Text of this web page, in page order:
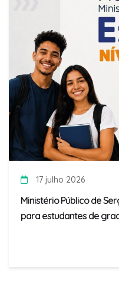
17 julho 2026
Ministério Público de
para estudantes de